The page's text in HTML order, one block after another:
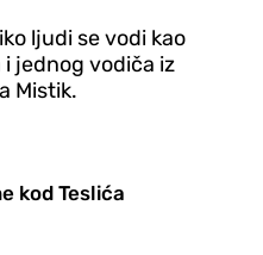
ljudi se vodi kao
jednog vodiča iz
Mistik.
kod Teslića